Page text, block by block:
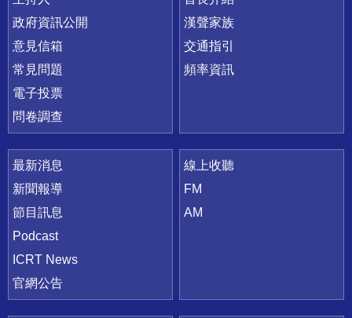
政府資訊公開
意見信箱
常見問題
電子投票
問卷調查
漢聲家族
交通指引
頻率資訊
最新消息
新聞報導
節目訊息
Podcast
ICRT News
官網公告
線上收聽
FM
AM